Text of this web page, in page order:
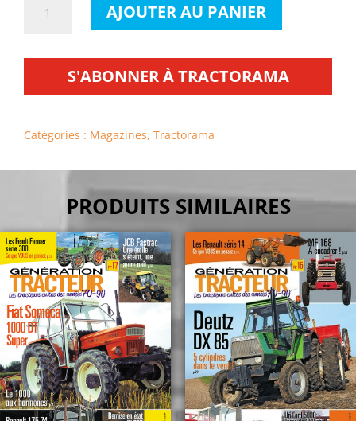
AJOUTER AU PANIER
S'ABONNER À TRACTORAMA
Catégories : Magazines, Tractorama
PRODUITS SIMILAIRES